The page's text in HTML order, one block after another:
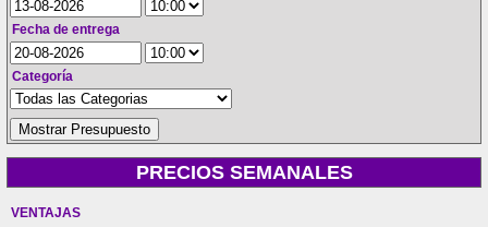
Fecha de entrega
Categoría
PRECIOS SEMANALES
VENTAJAS